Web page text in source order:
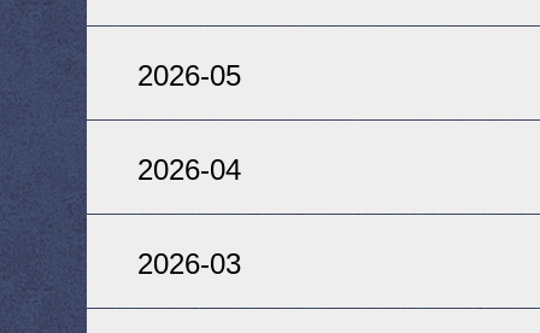
2026-05
2026-04
2026-03